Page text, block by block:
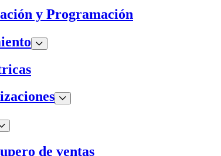
y Programación
de ventas